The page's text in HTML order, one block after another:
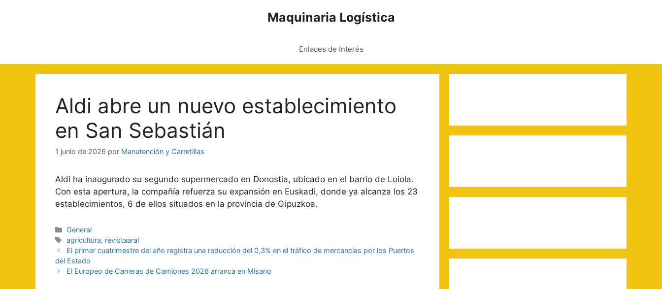
Maquinaria Logística
Enlaces de Interés
Aldi abre un nuevo establecimiento
en San Sebastián
1 junio de 2026 por Manutención y Carretillas
Aldi ha inaugurado su segundo supermercado en Donostia, ubicado en el barrio de Loiola.
Con esta apertura, la compañía refuerza su expansión en Euskadi, donde ya alcanza los 23
establecimientos, 6 de ellos situados en la provincia de Gipuzkoa.
Categorías
General
Etiquetas
agricultura, revistaaral
Navegación
de
entradas
El primer cuatrimestre del año registra una reducción del 0,3% en el tráfico de mercancías por los Puertos
del Estado
El Europeo de Carreras de Camiones 2026 arranca en Misano